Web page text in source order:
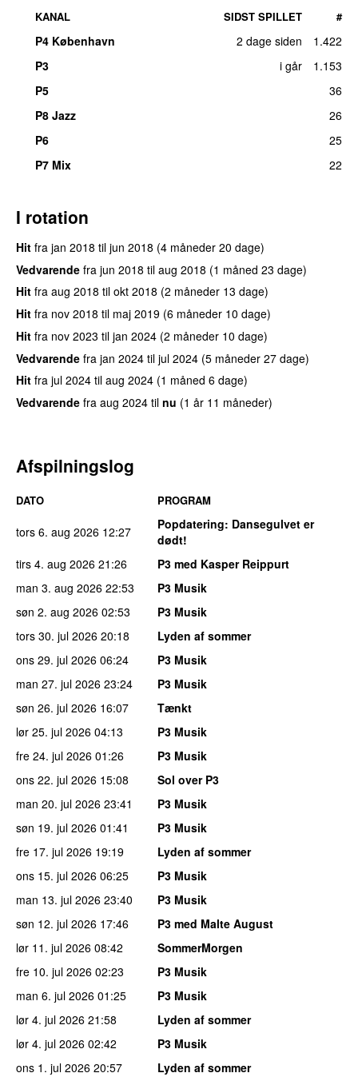
KANAL SIDST SPILLET #
P4 København 2 dage siden
1.422
P3
i går
1.153
P5
36
P8 Jazz
26
P6
25
P7 Mix
22
I rotation
Hit fra jan 2018 til jun 2018 (4 måneder 20 dage)
Vedvarende fra jun 2018 til aug 2018 (1 måned 23 dage)
Hit fra aug 2018 til okt 2018 (2 måneder 13 dage)
Hit fra nov 2018 til maj 2019 (6 måneder 10 dage)
Hit fra nov 2023 til jan 2024 (2 måneder 10 dage)
Vedvarende fra jan 2024 til jul 2024 (5 måneder 27 dage)
Hit fra jul 2024 til aug 2024 (1 måned 6 dage)
Vedvarende fra aug 2024 til nu (1 år 11 måneder)
Afspilningslog
DATO PROGRAM
tors 6. aug 2026 12:27 Popdatering: Dansegulvet er
dødt!
tirs 4. aug 2026 21:26
P3 med Kasper Reippurt
man 3. aug 2026 22:53
P3 Musik
søn 2. aug 2026 02:53
P3 Musik
tors 30. jul 2026 20:18
Lyden af sommer
ons 29. jul 2026 06:24
P3 Musik
man 27. jul 2026 23:24
P3 Musik
søn 26. jul 2026 16:07
Tænkt
lør 25. jul 2026 04:13
P3 Musik
fre 24. jul 2026 01:26
P3 Musik
ons 22. jul 2026 15:08
Sol over P3
man 20. jul 2026 23:41
P3 Musik
søn 19. jul 2026 01:41
P3 Musik
fre 17. jul 2026 19:19
Lyden af sommer
ons 15. jul 2026 06:25
P3 Musik
man 13. jul 2026 23:40
P3 Musik
søn 12. jul 2026 17:46
P3 med Malte August
lør 11. jul 2026 08:42
SommerMorgen
fre 10. jul 2026 02:23
P3 Musik
man 6. jul 2026 01:25
P3 Musik
lør 4. jul 2026 21:58
Lyden af sommer
lør 4. jul 2026 02:42
P3 Musik
ons 1. jul 2026 20:57
Lyden af sommer